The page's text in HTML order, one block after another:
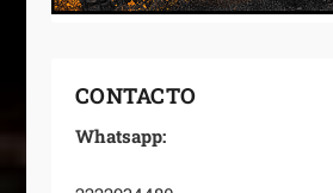
CONTACTO
Whatsapp: